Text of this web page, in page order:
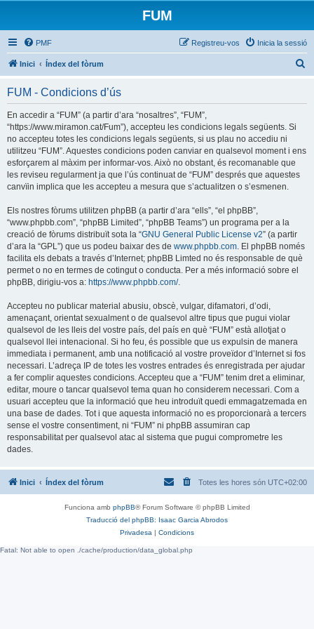
FUM
PMF Inicia la sessió
Registreu-vos
Inici Índex del fòrum
FUM - Condicions d’ús
En accedir a “FUM” (a partir d’ara “nosaltres”, “FUM”,
“https://www.miramon.cat/Fum”), accepteu les condicions legals següents. Si
no accepteu totes les condicions legals següents, si us plau no accediu ni
utilitzeu “FUM”. Aquestes condicions poden canviar en qualsevol moment i ens
esforçarem al màxim per informar-vos. Això no obstant, és recomanable que
les reviseu regularment ja que l’ús continuat de “FUM” després que aquestes
canvïin implica que les accepteu a mesura que s’actualitzen o s’esmenen.
Els nostres fòrums utilitzen phpBB (a partir d’ara “ells”, “el phpBB”,
“www.phpbb.com”, “phpBB Limited”, “phpBB Teams”) un programa per a la
creació de fòrums distribuït sota la “GNU General Public License v2” (a partir
d’ara la “GPL”) que us podeu baixar des de www.phpbb.com. El phpBB només
facilita els debats a través d’Internet; phpBB Limted no és responsable de què
permet o no en termes de cotingut o conducta. Per a més informació sobre el
phpBB, dirigiu-vos a: https://www.phpbb.com/.
Accepteu no publicar material abusiu, obscè, vulgar, difamatori, d’odi,
amenaçant, orientat sexualment o de qualsevol altre tipus que pugui violar
qualsevol de les lleis del vostre país, del país en què “FUM” està allotjat o
qualsevol llei intenacional. Si ho feu, és possible que us expulsin de manera
immediata i permanent, amb una notificació al vostre proveïdor d’Internet si fos
necessari. L’adreça IP de totes les vostres entrades és enregistrada per ajudar
a fer complir aquestes condicions. Accepteu que a “FUM” tenim dret a eliminar,
editar, moure o tancar qualsevol tema quan ho considerem necessari. Com a
usuari accepteu que la informació que heu introduït quedi emmagatzemada en
una base de dades. Tot i que aquesta informació no es proporcionarà a tercers
sense el vostre consentiment, ni “FUM” ni phpBB assumiran cap
responsabilitat per qualsevol atac al sistema que pugui comprometre les
dades.
Inici Índex del fòrum Totes les hores són UTC+02:00
Funciona amb phpBB® Forum Software © phpBB Limited
Traducció del phpBB: Isaac Garcia Abrodos
Privadesa | Condicions
Fatal: Not able to open ./cache/production/data_global.php